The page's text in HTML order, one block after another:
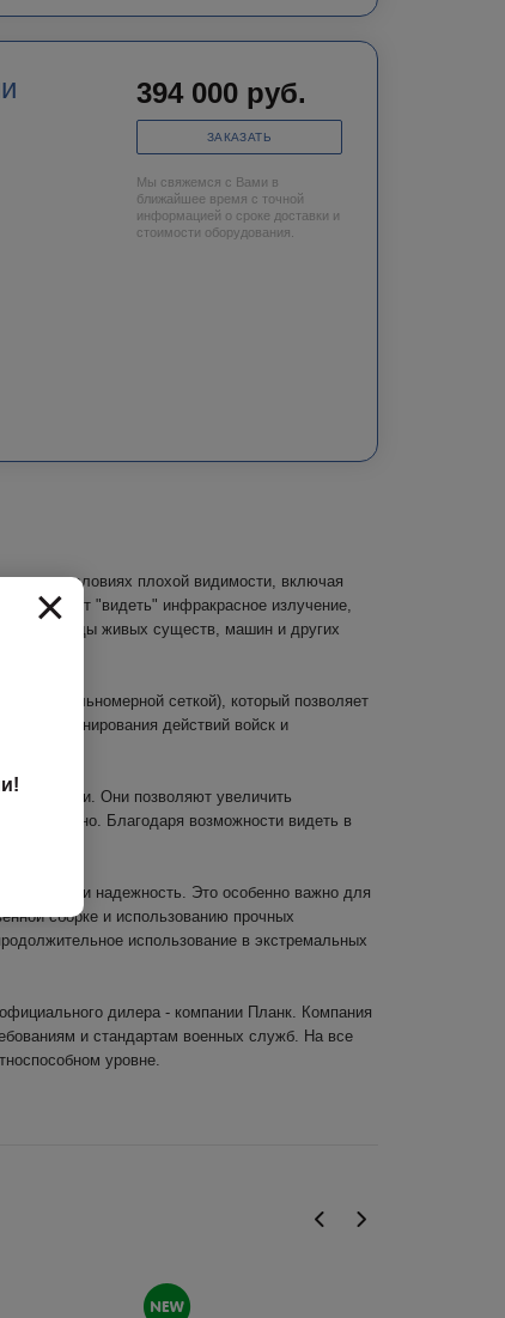
394 000 руб.
ЗАКАЗАТЬ
Мы свяжемся с Вами в
ближайшее время с точной
информацией о сроке доставки и
стоимости оборудования.
в условиях плохой видимости, включая
может "видеть" инфракрасное излучение,
следы живых существ, машин и других
(дальномерной сеткой), который позволяет
координирования действий войск и
армии. Они позволяют увеличить
безопасно. Благодаря возможности видеть в
и надежность. Это особенно важно для
сборке и использованию прочных
использование в экстремальных
дилера - компании Планк. Компания
и стандартам военных служб. На все
уровне.
×